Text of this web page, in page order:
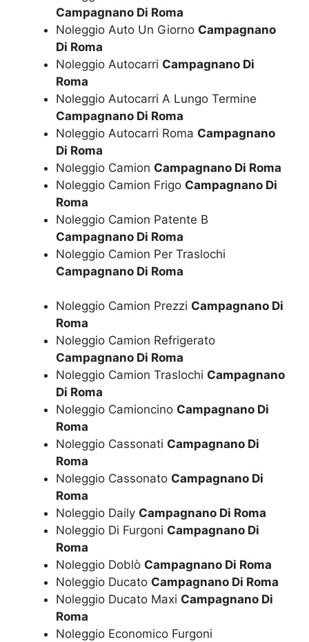
Campagnano Di Roma
Noleggio Auto Un Giorno Campagnano
Di Roma
Noleggio Autocarri Campagnano Di
Roma
Noleggio Autocarri A Lungo Termine
Campagnano Di Roma
Noleggio Autocarri Roma Campagnano
Di Roma
Noleggio Camion Campagnano Di Roma
Noleggio Camion Frigo Campagnano Di
Roma
Noleggio Camion Patente B
Campagnano Di Roma
Noleggio Camion Per Traslochi
Campagnano Di Roma
Noleggio Camion Prezzi Campagnano Di
Roma
Noleggio Camion Refrigerato
Campagnano Di Roma
Noleggio Camion Traslochi Campagnano
Di Roma
Noleggio Camioncino Campagnano Di
Roma
Noleggio Cassonati Campagnano Di
Roma
Noleggio Cassonato Campagnano Di
Roma
Noleggio Daily Campagnano Di Roma
Noleggio Di Furgoni Campagnano Di
Roma
Noleggio Doblò Campagnano Di Roma
Noleggio Ducato Campagnano Di Roma
Noleggio Ducato Maxi Campagnano Di
Roma
Noleggio Economico Furgoni